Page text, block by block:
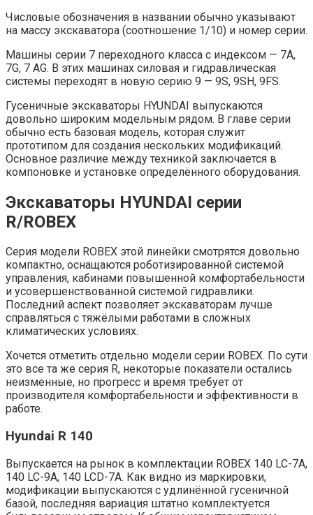
Числовые обозначения в названии обычно указывают
на массу экскаватора (соотношение 1/10) и номер серии.
Машины серии 7 переходного класса с индексом — 7A,
7G, 7 AG. В этих машинах силовая и гидравлическая
системы переходят в новую серию 9 — 9S, 9SH, 9FS.
Гусеничные экскаваторы HYUNDAI выпускаются
довольно широким модельным рядом. В главе серии
обычно есть базовая модель, которая служит
прототипом для создания нескольких модификаций.
Основное различие между техникой заключается в
компоновке и установке определённого оборудования.
Экскаваторы HYUNDAI серии
R/ROBEX
Серия модели ROBEX этой линейки смотрятся довольно
компактно, оснащаются роботизированной системой
управления, кабинами повышенной комфортабельности
и усовершенствованной системой гидравлики.
Последний аспект позволяет экскаваторам лучше
справляться с тяжёлыми работами в сложных
климатических условиях.
Хочется отметить отдельно модели серии ROBEX. По сути
это все та же серия R, некоторые показатели остались
неизменные, но прогресс и время требует от
производителя комфортабельности и эффективности в
работе.
Hyundai R 140
Выпускается на рынок в комплектации ROBEX 140 LC-7A,
140 LC-9A, 140 LCD-7A. Как видно из маркировки,
модификации выпускаются с удлинённой гусеничной
базой, последняя вариация штатно комплектуется